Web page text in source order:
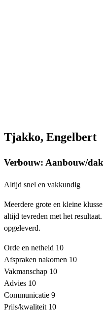
Tjakko, Engelbert
Verbouw: Aanbouw/
Altijd snel en vakkundig
Meerdere grote en kleine
altijd tevreden met het
opgeleverd.
Orde en netheid 10
Afspraken nakomen 10
Vakmanschap 10
Advies 10
Communicatie 9
Prijs/kwaliteit 10